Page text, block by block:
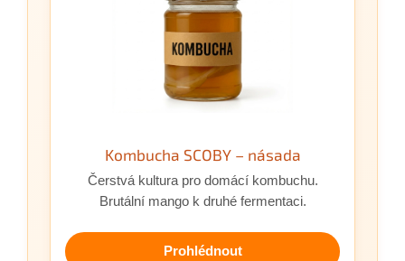
Kombucha SCOBY – násada
Čerstvá kultura pro domácí kombuchu.
Brutální mango k druhé fermentaci.
Prohlédnout